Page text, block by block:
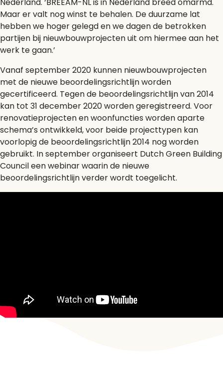
Nederland. ‘BREEAM-NL is in Nederland breed omarmd.
Maar er valt nog winst te behalen. De duurzame lat
hebben we hoger gelegd en we dagen de betrokken
partijen bij nieuwbouwprojecten uit om hiermee aan het
werk te gaan.’
Vanaf september 2020 kunnen nieuwbouwprojecten
met de nieuwe beoordelingsrichtlijn worden
gecertificeerd. Tegen de beoordelingsrichtlijn van 2014
kan tot 31 december 2020 worden geregistreerd. Voor
renovatieprojecten en woonfuncties worden aparte
schema’s ontwikkeld, voor beide projecttypen kan
voorlopig de beoordelingsrichtlijn 2014 nog worden
gebruikt. In september organiseert Dutch Green Building
Council een webinar waarin de nieuwe
beoordelingsrichtlijn verder wordt toegelicht.